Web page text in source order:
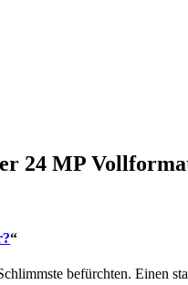
24 MP
“
befürchten. Einen